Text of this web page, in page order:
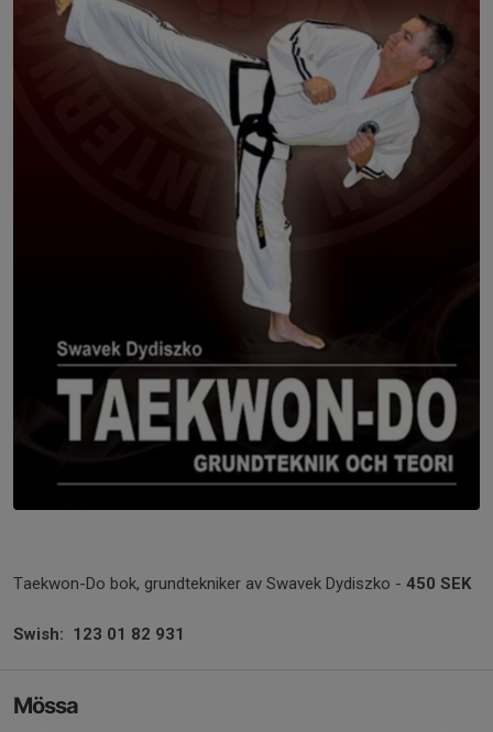
Taekwon-Do bok, grundtekniker av Swavek Dydiszko - 450 SEK
Swish: 123 01 82 931
Mössa